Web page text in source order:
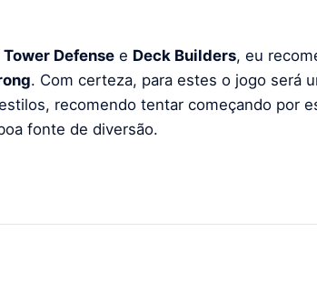
Tower Defense e Deck Builders, eu
. Com certeza, para estes o jogo será
recomendo tentar começando por
fonte de diversão.